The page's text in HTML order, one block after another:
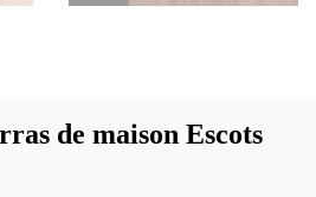
de maison Escots